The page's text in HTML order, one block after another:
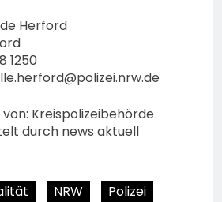
Herford
1250
Kreispolizeibehörde
durch news aktuell
NRW Polizei